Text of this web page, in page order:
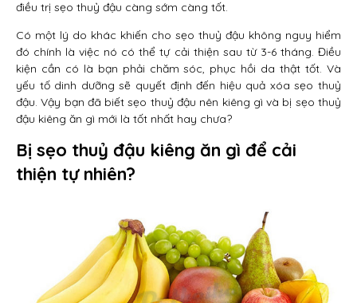
điều trị sẹo thuỷ đậu càng sớm càng tốt.
Có một lý do khác khiến cho sẹo thuỷ đậu không nguy hiểm
đó chính là việc nó có thể tự cải thiện sau từ 3-6 tháng. Điều
kiện cần có là bạn phải chăm sóc, phục hồi da thật tốt. Và
yếu tố dinh dưỡng sẽ quyết định đến hiệu quả xóa sẹo thuỷ
đậu. Vậy bạn đã biết sẹo thuỷ đậu nên kiêng gì và bị sẹo thuỷ
đậu kiêng ăn gì mới là tốt nhất hay chưa?
Bị sẹo thuỷ đậu kiêng ăn gì để cải
thiện tự nhiên?